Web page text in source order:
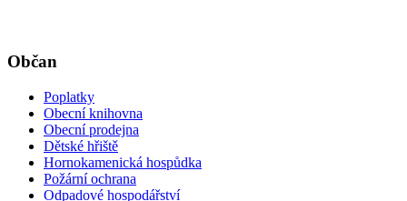
Občan
Poplatky
Obecní knihovna
Obecní prodejna
Dětské hřiště
Hornokamenická hospůdka
Požární ochrana
Odpadové hospodářství